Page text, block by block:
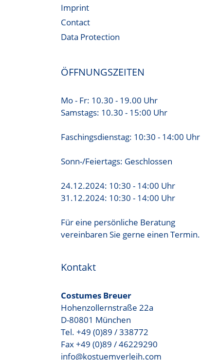
Imprint
Contact
Data Protection
ÖFFNUNGSZEITEN
Mo - Fr: 10.30 - 19.00 Uhr
Samstags: 10.30 - 15:00 Uhr
Faschingsdienstag: 10:30 - 14:00 Uhr
Sonn-/Feiertags: Geschlossen
24.12.2024: 10:30 - 14:00 Uhr
31.12.2024: 10:30 - 14:00 Uhr
Für eine persönliche Beratung
vereinbaren Sie gerne einen Termin.
Kontakt
Costumes Breuer
Hohenzollernstraße 22a
D-80801 München
Tel. +49 (0)89 / 338772
Fax +49 (0)89 / 46229290
info@kostuemverleih.com